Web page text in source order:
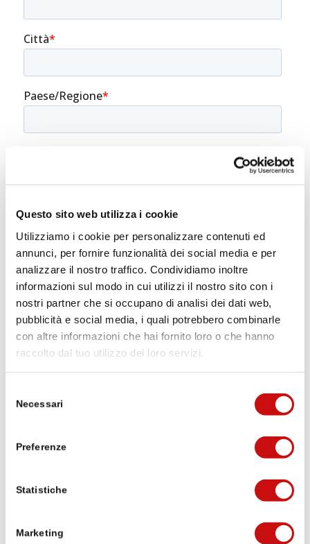
Questo sito web utilizza i cookie
Utilizziamo i cookie per personalizzare contenuti ed
annunci, per fornire funzionalità dei social media e per
analizzare il nostro traffico. Condividiamo inoltre
informazioni sul modo in cui utilizzi il nostro sito con i
nostri partner che si occupano di analisi dei dati web,
pubblicità e social media, i quali potrebbero combinarle
con altre informazioni che hai fornito loro o che hanno
raccolto dal tuo utilizzo dei loro servizi.
delNecessari
Preferenze
Statistiche
Marketing